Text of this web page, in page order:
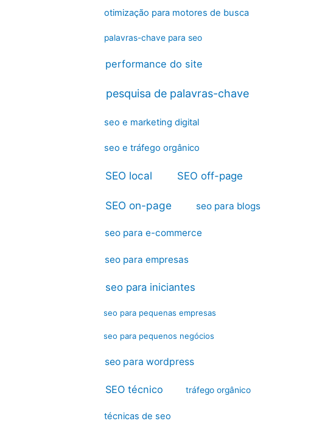
otimização para motores de busca
palavras-chave para seo
performance do site
pesquisa de palavras-chave
seo e marketing digital
seo e tráfego orgânico
SEO local SEO off-page
SEO on-page seo para blogs
seo para e-commerce
seo para empresas
seo para iniciantes
seo para pequenas empresas
seo para pequenos negócios
seo para wordpress
SEO técnico tráfego orgânico
técnicas de seo